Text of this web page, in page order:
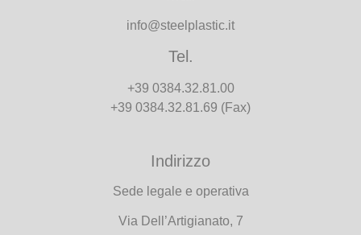
info@steelplastic.it
Tel.
+39 0384.32.81.00
+39 0384.32.81.69 (Fax)
Indirizzo
Sede legale e operativa
Via Dell’Artigianato, 7